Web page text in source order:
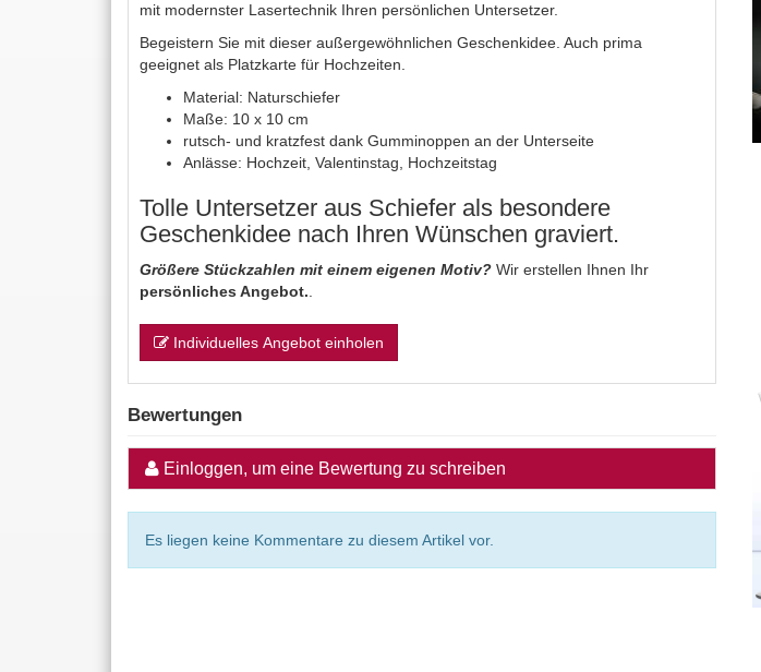
mit modernster Lasertechnik Ihren persönlichen Untersetzer.
Begeistern Sie mit dieser außergewöhnlichen Geschenkidee. Auch prima
geeignet als Platzkarte für Hochzeiten.
Material: Naturschiefer
Maße: 10 x 10 cm
rutsch- und kratzfest dank Gumminoppen an der Unterseite
Anlässe: Hochzeit, Valentinstag, Hochzeitstag
Tolle Untersetzer aus Schiefer als besondere
Geschenkidee nach Ihren Wünschen graviert.
Größere Stückzahlen mit einem eigenen Motiv? Wir erstellen Ihnen Ihr
persönliches Angebot.
Individuelles Angebot einholen
Bewertungen
Einloggen, um eine Bewertung zu schreiben
Es liegen keine Kommentare zu diesem Artikel vor.